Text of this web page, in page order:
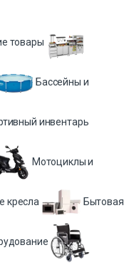
товары
Бассейны и
инвентарь
Мотоциклы и
кресла Бытовая